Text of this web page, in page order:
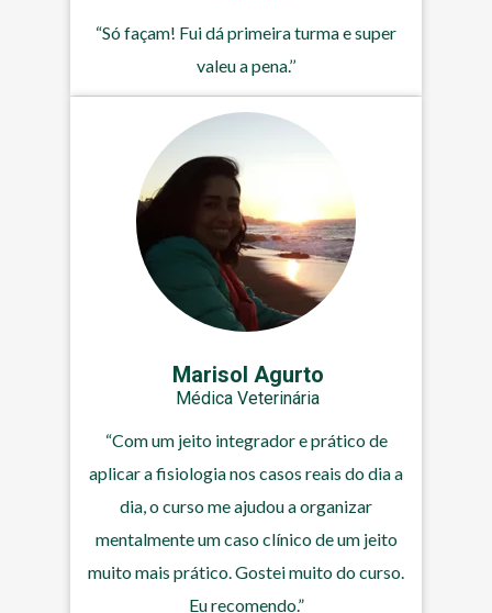
“Só façam! Fui dá primeira turma e super
valeu a pena.’’
“Com um jeito integrador e prático de
aplicar a fisiologia nos casos reais do dia a
dia, o curso me ajudou a organizar
mentalmente um caso clínico de um jeito
muito mais prático. Gostei muito do curso.
Eu recomendo.”
Médica Veterinária
Marisol Agurto